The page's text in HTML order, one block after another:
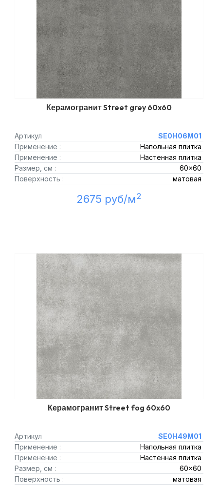
Керамогранит Street grey 60x60
Артикул
SE0H06M01
Применение :
Напольная плитка
Применение :
Настенная плитка
Размер, см :
60x60
Поверхность :
матовая
2675 руб/м2
Керамогранит Street fog 60x60
Артикул
SE0H49M01
Применение :
Напольная плитка
Применение :
Настенная плитка
Размер, см :
60x60
Поверхность :
матовая